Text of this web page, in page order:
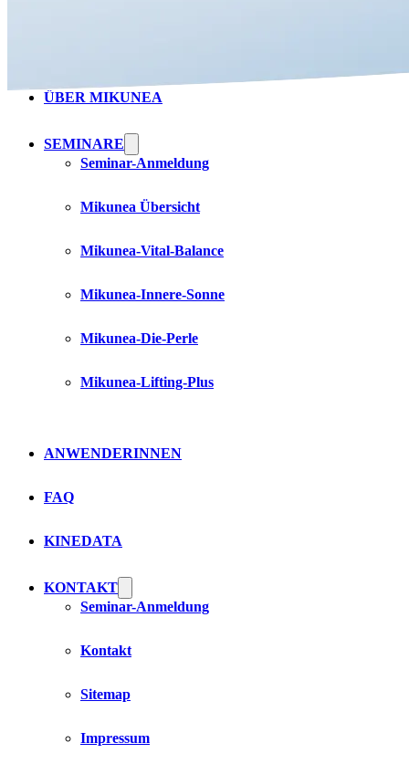
ÜBER MIKUNEA
SEMINARE
Seminar-Anmeldung
Mikunea Übersicht
Mikunea-Vital-Balance
Mikunea-Innere-Sonne
Mikunea-Die-Perle
Mikunea-Lifting-Plus
ANWENDERINNEN
FAQ
KINEDATA
KONTAKT
Seminar-Anmeldung
Kontakt
Sitemap
Impressum